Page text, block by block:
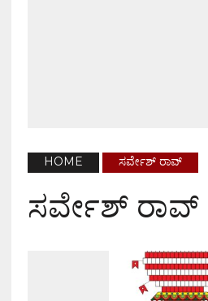
HOME ಸರ್ವೇಶ್ ರಾವ್
ಸರ್ವೇಶ್ ರಾವ್